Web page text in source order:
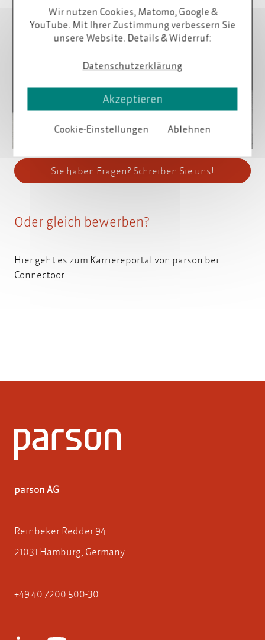
Profil Profil
Sie haben Fragen? Schreiben Sie uns!
Oder gleich bewerben?
Hier geht es zum Karriereportal von parson bei
Connectoor.
parson AG
Reinbeker Redder 94
21031 Hamburg, Germany
+49 40 7200 500-30
Wir nutzen Cookies, Matomo, Google &
YouTube. Mit Ihrer Zustimmung verbessern Sie
unsere Website. Details & Widerruf:
Datenschutzerklärung
Cookie-Einstellungen Ablehnen
Akzeptieren